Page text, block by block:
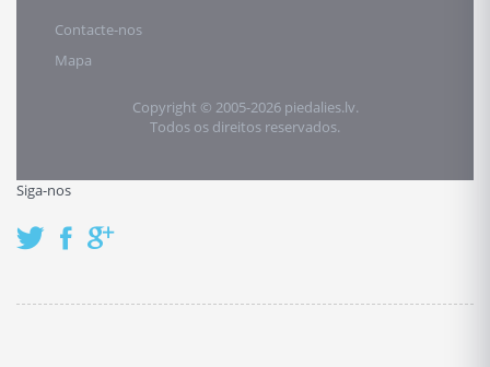
Contacte-nos
Mapa
Copyright © 2005-2026 piedalies.lv.
Todos os direitos reservados.
Siga-nos